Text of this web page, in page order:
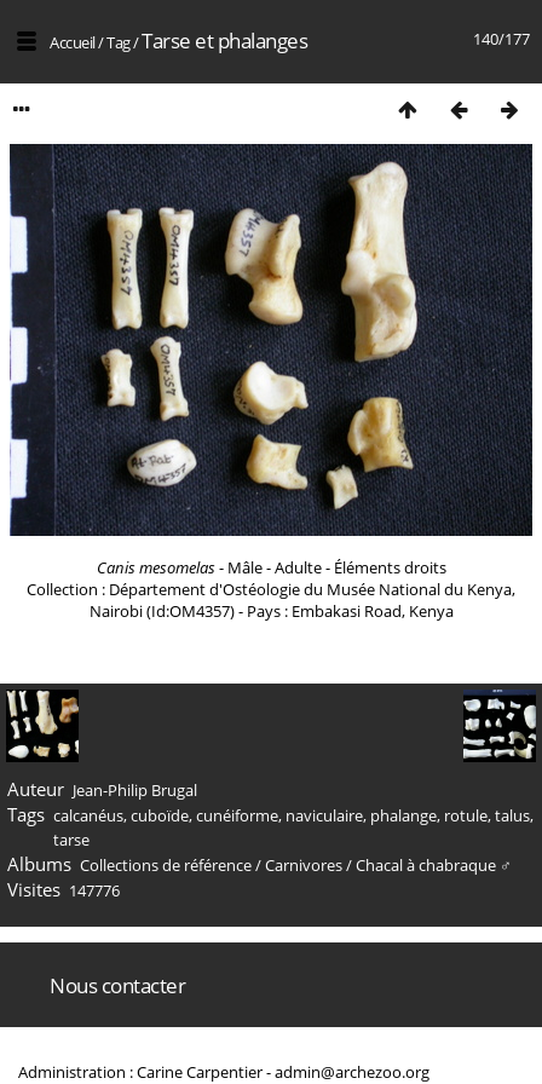
140/177
Accueil/Tag/Tarse et phalanges
Canis mesomelas- Mâle - Adulte - Éléments droits
Collection : Département d'Ostéologie du Musée National du Kenya,
Nairobi (Id:OM4357) - Pays : Embakasi Road, Kenya
Auteur Jean-Philip Brugal
Tags calcanéus,cuboïde,cunéiforme, naviculaire, phalange, rotule,talus,
tarse
Albums Collections de référence/Carnivores/Chacal à chabraque ♂
Visites 147776
Nous contacter
Administration : Carine Carpentier -admin@archezoo.org